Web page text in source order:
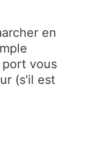
en
port vous
(s'il est